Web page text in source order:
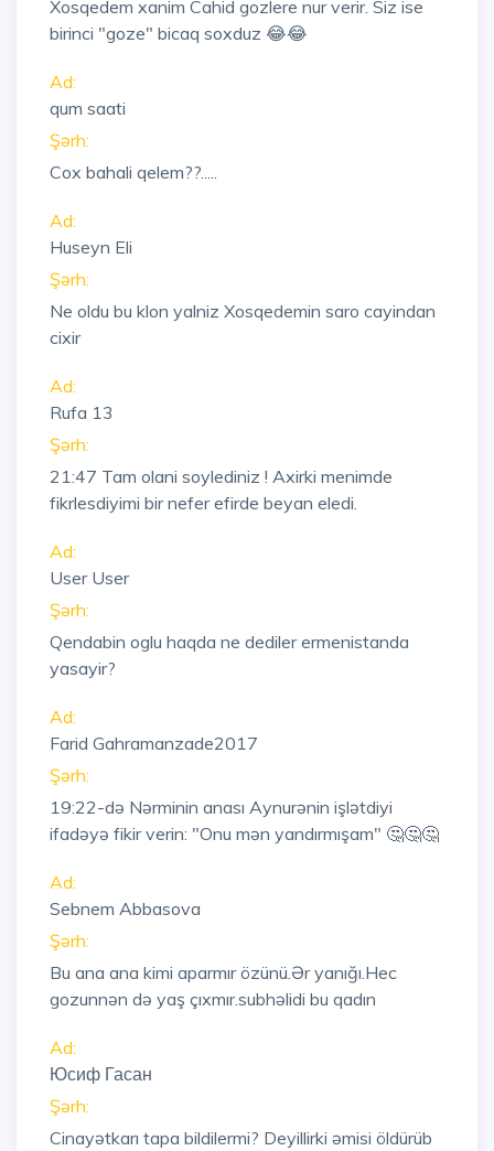
Xosqedem xanim Cahid gozlere nur verir. Siz ise
birinci "goze" bicaq soxduz 😂😂
Ad:
qum saati
Şərh:
Cox bahali qelem??.....
Ad:
Huseyn Eli
Şərh:
Ne oldu bu klon yalniz Xosqedemin saro cayindan
cixir
Ad:
Rufa 13
Şərh:
21:47 Tam olani soylediniz ! Axirki menimde
fikrlesdiyimi bir nefer efirde beyan eledi.
Ad:
User User
Şərh:
Qendabin oglu haqda ne dediler ermenistanda
yasayir?
Ad:
Farid Gahramanzade2017
Şərh:
19:22-də Nərminin anası Aynurənin işlətdiyi
ifadəyə fikir verin: "Onu mən yandırmışam" 🤔🤔🤔
Ad:
Sebnem Abbasova
Şərh:
Bu ana ana kimi aparmır özünü.Ər yanığı.Hec
gozunnən də yaş çıxmır.subhəlidi bu qadın
Ad:
Юсиф Гасан
Şərh:
Cinayətkarı tapa bildilermi? Deyillirki əmisi öldürüb